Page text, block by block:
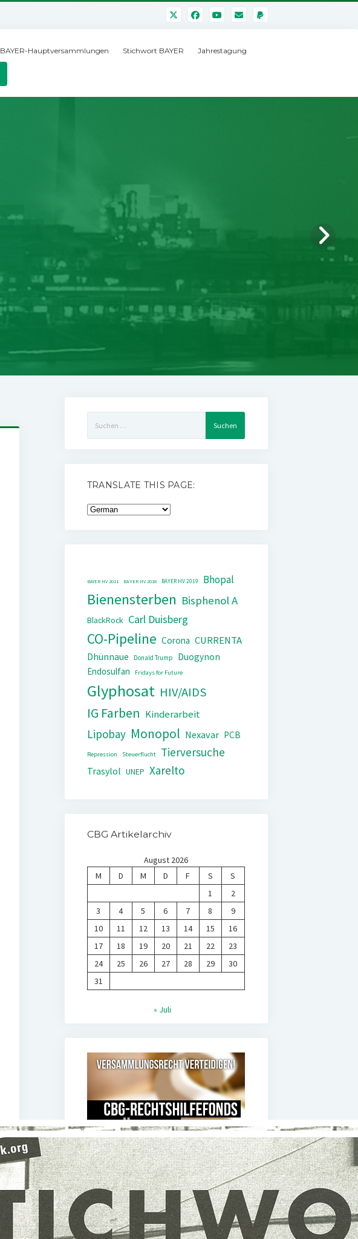
BAYER-Hauptversammlungen Stichwort BAYER Jahrestagung
nach:
TRANSLATE THIS PAGE:
BAYER HV 2011 BAYER HV 2018 BAYER HV 2019 Bhopal
Bienensterben Bisphenol A
BlackRock Carl Duisberg
CO-Pipeline Corona CURRENTA
Dhünnaue Donald Trump
Duogynon
Endosulfan
Fridays for Future
Glyphosat HIV/AIDS
IG Farben Kinderarbeit
Lipobay Monopol Nexavar PCB
Repression Steuerflucht Tierversuche
Trasylol UNEP Xarelto
CBG Artikelarchiv
August 2026
M
D M D F S
S
1
2
3
4 5 6 7 8
9
10
11 12 13 14 15
16
17
18 19 20 21 22
23
24
25 26 27 28 29
30
31
« Juli